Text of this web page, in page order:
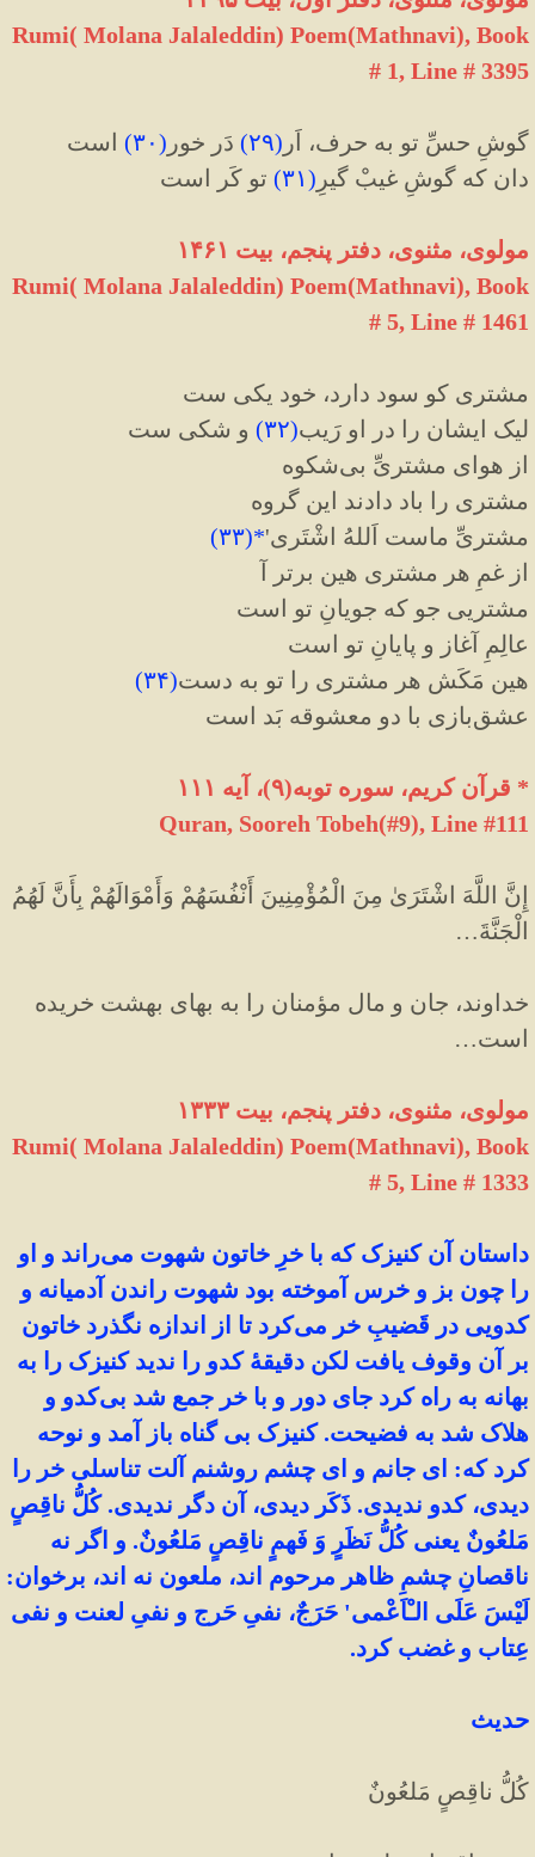
Rumi( Molana Jalaleddin) Poem(Mathnavi), Book
# 1, Line # 3395
گوشِ حسِّ تو به حرف، اَر (۲۹) دَر خور (۳۰) است
دان که گوشِ غیبْ گیرِ (۳۱) تو کَر است
مولوی، مثنوی، دفتر پنجم، بیت ۱۴۶۱
Rumi( Molana Jalaleddin) Poem(Mathnavi), Book
# 5, Line # 1461
مشتری کو سود دارد، خود یکی ست
لیک ایشان را در او رَیب(۳۲) و شکی ست
از هوای مشتریِّ بی‌شکوه
مشتری را باد دادند این گروه
مشتریِّ ماست اَللهُ اشْتَری'*(۳۳)
از غمِ هر مشتری هین برتر آ
مشتریی جو که جویانِ تو است
عالِمِ آغاز و پایانِ تو است
هین مَکَش هر مشتری را تو به دست(۳۴)
عشق‌بازی با دو معشوقه بَد است
* قرآن کریم، سوره توبه(۹)، آیه ۱۱۱
Quran, Sooreh Tobeh(#9), Line #111
إِنَّ اللَّهَ اشْتَرَىٰ مِنَ الْمُؤْمِنِينَ أَنْفُسَهُمْ وَأَمْوَالَهُمْ بِأَنَّ لَهُمُ
الْجَنَّةَ…
خداوند، جان و مال مؤمنان را به بهای بهشت خریده
است…
مولوی، مثنوی، دفتر پنجم، بیت ۱۳۳۳
Rumi( Molana Jalaleddin) Poem(Mathnavi), Book
# 5, Line # 1333
داستان آن کنیزک که با خرِ خاتون شهوت می‌راند و او
را چون بز و خرس آموخته بود شهوت راندن آدمیانه و
کدویی در قَضیبِ خر می‌کرد تا از اندازه نگذرد خاتون
بر آن وقوف یافت لکن دقیقهٔ کدو را ندید کنیزک را به
بهانه به راه کرد جای دور و با خر جمع شد بی‌کدو و
هلاک شد به فضیحت. کنیزک بی گناه باز آمد و نوحه
کرد که: ای جانم و ای چشم روشنم آلت تناسلی خر را
دیدی، کدو ندیدی. ذَکَر دیدی، آن دگر ندیدی. کُلُّ ناقِصٍ
مَلعُونٌ یعنی کُلُّ نَظَرٍ وَ فَهمٍ ناقِصٍ مَلعُونٌ. و اگر نه
ناقصانِ چشمِ ظاهر مرحوم اند، ملعون نه اند، برخوان:
لَيْسَ عَلَی الـْاَعْمی' حَرَجٌ، نفیِ حَرج و نفیِ لعنت و نفی
عِتاب و غضب کرد.
حدیث
کُلُّ ناقِصٍ مَلعُونٌ